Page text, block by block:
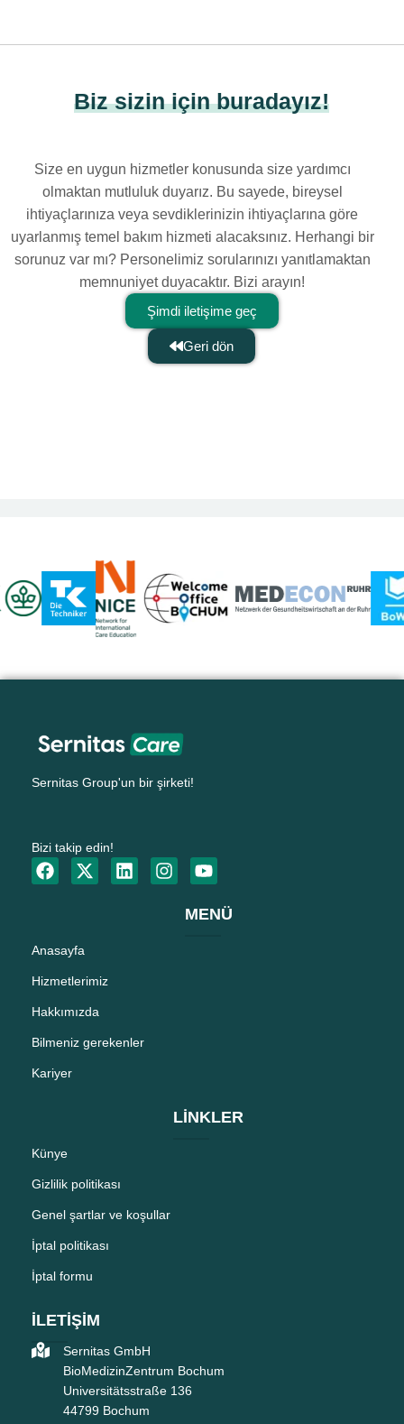
Biz sizin için buradayız!
Size en uygun hizmetler konusunda size yardımcı
olmaktan mutluluk duyarız. Bu sayede, bireysel
ihtiyaçlarınıza veya sevdiklerinizin ihtiyaçlarına göre
uyarlanmış temel bakım hizmeti alacaksınız. Herhangi bir
sorunuz var mı? Personelimiz sorularınızı yanıtlamaktan
memnuniyet duyacaktır. Bizi arayın!
Şimdi iletişime geç
Geri dön
Sernitas Group'un bir şirketi!
Bizi takip edin!
MENÜ
Anasayfa
Hizmetlerimiz
Hakkımızda
Bilmeniz gerekenler
Kariyer
LİNKLER
Künye
Gizlilik politikası
Genel şartlar ve koşullar
İptal politikası
İptal formu
İLETİŞİM
Sernitas GmbH
BioMedizinZentrum Bochum
Universitätsstraße 136
44799 Bochum